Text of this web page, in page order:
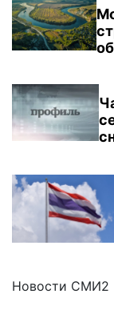
Новости СМИ2